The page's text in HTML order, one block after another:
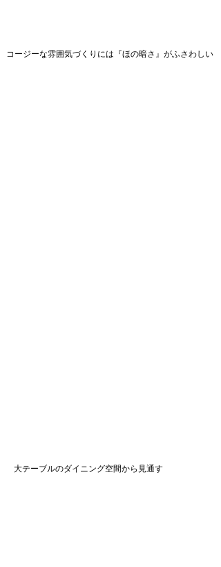
コージーな雰囲気づくりには『ほの暗さ』がふさわしい
​大テーブルのダイニング空間から見通す